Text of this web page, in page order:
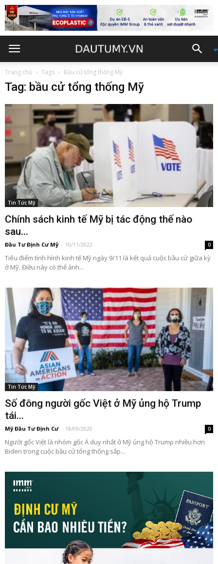
Trang chủ Tags Bầu cử tổng thống Mỹ
Tag: bầu cử tổng thống Mỹ
Tin Tức Mỹ
Chính sách kinh tế Mỹ bị tác động thế nào
sau...
Đầu Tư Định Cư Mỹ - 10/11/2022 0
Tiêu điểm tình hình kinh tế Mỹ ngày 9/11 là kết quả cuộc bầu cử giữa kỳ
ở Mỹ. Điều này có thể ảnh...
Tin Tức Mỹ
Số đông người gốc Việt ở Mỹ ủng hộ Trump
tái...
Mỹ Đầu Tư Định Cư - 18/09/2020 0
Người gốc Việt là nhóm gốc Á duy nhất ở Mỹ ủng hộ Trump nhiều hơn
Biden trong cuộc bầu cử tổng thống sắp...